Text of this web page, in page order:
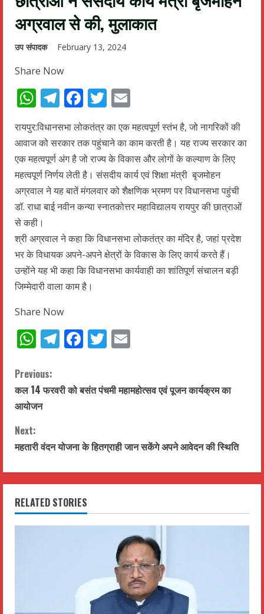
अग्रवाल से की, मुलाकात
उप संपादक February 13, 2024
Share Now
WhatsApp
Telegram
Facebook
Twitter
रायपुर:विधानसभा लोकतंत्र का एक महत्वपूर्ण स्तंभ है, जो नागरिकों की
आवाज को सरकार तक पहुंचाने का काम करती है। यह राज्य सरकार का
एक महत्वपूर्ण अंग है जो राज्य के विकास और लोगों के कल्याण के लिए
महत्वपूर्ण निर्णय लेती है। संसदीय कार्य एवं शिक्षा मंत्री बृजमोहन
अग्रवाल ने यह बातें मंगलवार को शैक्षणिक भ्रमण पर विधानसभा पहुंची
डॉ. राधा बाई नवीन कन्या स्नातकोत्तर महाविद्यालय रायपुर की छात्राओं
से कही।
श्री अग्रवाल ने कहा कि विधानसभा लोकतंत्र का मंदिर है, जहां प्रदेश
भर के विधायक अपने-अपने क्षेत्रों के विकास के लिए कार्य करते हैं।
उन्होंने यह भी कहा कि विधानसभा कार्यवाही का शांतिपूर्ण संचालन बड़ी
जिम्मेदारी वाला काम है।
Share Now
WhatsApp
Telegram
Facebook
Twitter
C
o
n
t
i
n
u
Previous:
कल 14 फरवरी को बसंत पंचमी महामहोत्सव एवं पूजन कार्यक्रम का
आयोजन
Next:
महतारी वंदन योजना के हितग्राही जान सकेंगे अपने आवेदन की स्थिति
RELATED STORIES